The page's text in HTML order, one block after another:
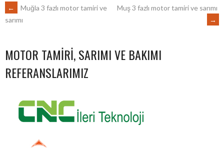
POST
NAVIGATION
←
Muğla 3 fazlı motor tamiri ve
sarımı
Muş 3 fazlı motor tamiri ve sarımı
→
MOTOR TAMIRI, SARIMI VE BAKIMI
REFERANSLARIMIZ